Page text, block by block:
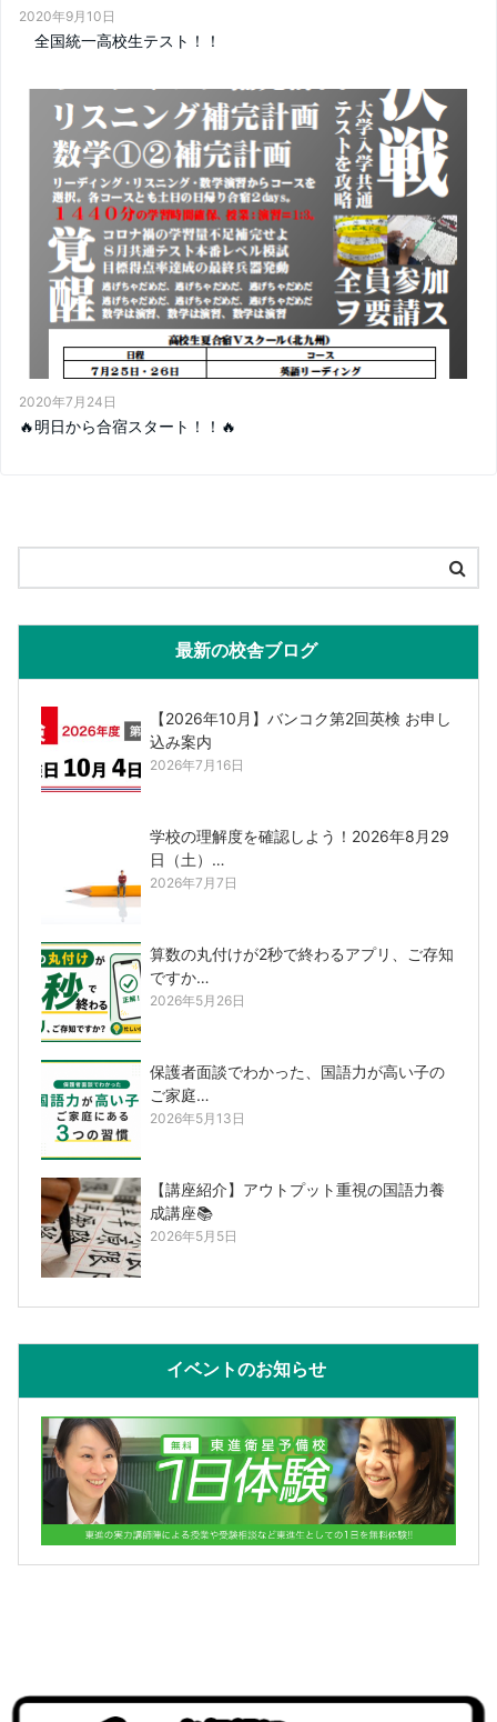
2020年9月10日
全国統一高校生テスト！！
2020年7月24日
🔥明日から合宿スタート！！🔥
最新の校舎ブログ
【2026年10月】バンコク第2回英検 お申し
込み案内
2026年7月16日
学校の理解度を確認しよう！2026年8月29
日（土）…
2026年7月7日
算数の丸付けが2秒で終わるアプリ、ご存知
ですか…
2026年5月26日
保護者面談でわかった、国語力が高い子の
ご家庭…
2026年5月13日
【講座紹介】アウトプット重視の国語力養
成講座📚
2026年5月5日
イベントのお知らせ